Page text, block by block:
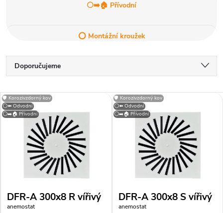
⚪➡️🏠 Přívodní
⭕ Montážní kroužek
Ř
a
z
í
Doporučujeme
Nejdražší
Nejprodávanější
Abecedně
V
s
⚪⬅️ Odvodní
⚪➡️🏠 Přívodní
🛡️ Korozivzdorný kov
DFR-A 300x8 R vířivý
anemostat
⚪⬅️ Odvodní
⚪➡️🏠 Přívodní
🛡️ Korozivzdorný kov
DFR-A 300x8 S vířivý
anemostat